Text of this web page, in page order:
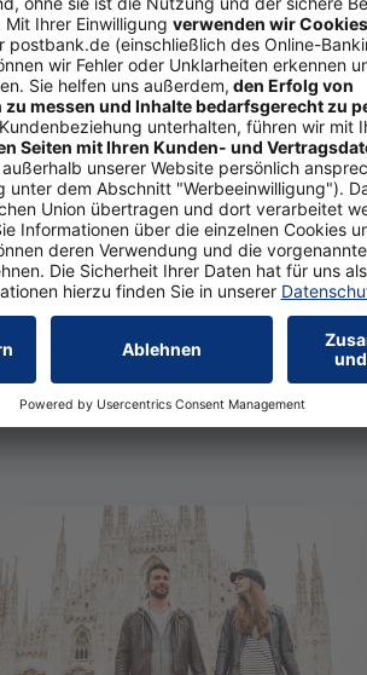
„Cash ist nicht
King“
in Deutsch­land galten bislang
Bar­geld­freun­de. Das
Ge­schichte zu sein: Die Mehr­heit der
bezahlt heute lieber bar­geld­los,
aktuelle Postbank Umfrage. Vor allem
Zahlen ist beliebt.